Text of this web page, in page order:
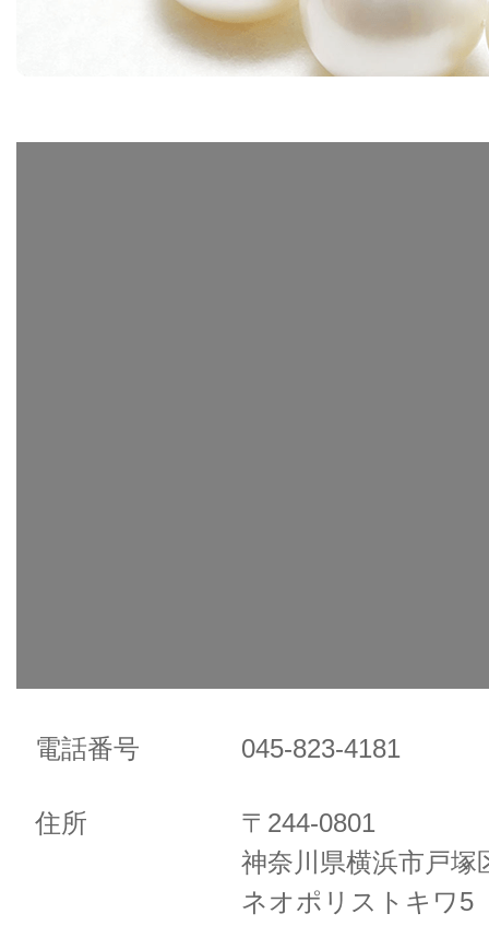
電話番号 045-823-4181
住所
〒244-0801
神奈川県横浜市戸塚
ネオポリストキワ